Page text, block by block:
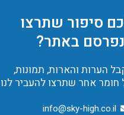
סיפור שתרצו
באתר?
הערות והארות, תמונות,
חומר אחר שתרצו להעביר לנו
info@sky-high.co.il